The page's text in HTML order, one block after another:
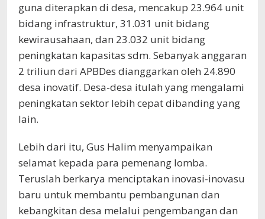
guna diterapkan di desa, mencakup 23.964 unit
bidang infrastruktur, 31.031 unit bidang
kewirausahaan, dan 23.032 unit bidang
peningkatan kapasitas sdm. Sebanyak anggaran
2 triliun dari APBDes dianggarkan oleh 24.890
desa inovatif. Desa-desa itulah yang mengalami
peningkatan sektor lebih cepat dibanding yang
lain.
Lebih dari itu, Gus Halim menyampaikan
selamat kepada para pemenang lomba.
Teruslah berkarya menciptakan inovasi-inovasu
baru untuk membantu pembangunan dan
kebangkitan desa melalui pengembangan dan